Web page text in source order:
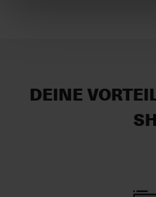
DEINE